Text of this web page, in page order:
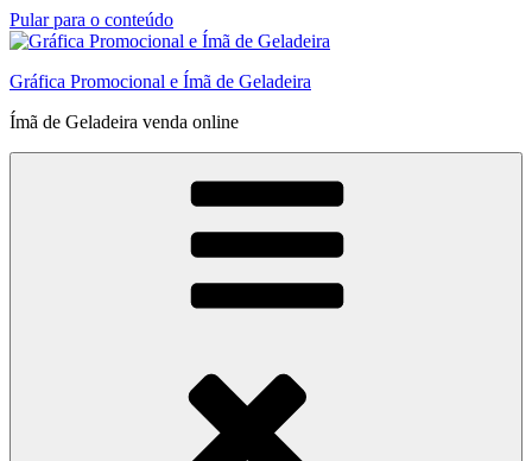
Pular para o conteúdo
Gráfica Promocional e Ímã de Geladeira
Ímã de Geladeira venda online